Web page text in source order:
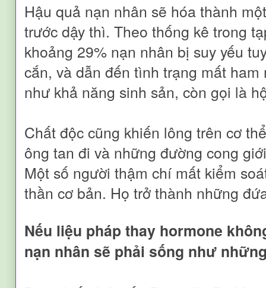
Hậu quả nạn nhân sẽ hóa thành
trước dậy thì. Theo thống kê trong
khoảng 29% nạn nhân bị suy yếu
cắn, và dẫn đến tình trạng mất
như khả năng sinh sản, còn gọi là
Chất độc cũng khiến lông trên cơ
ông tan đi và những đường cong
Một số người thậm chí mất kiểm
thần cơ bản. Họ trở thành những
Nếu liệu phápthay hormone
nạn nhân sẽ phải sống như